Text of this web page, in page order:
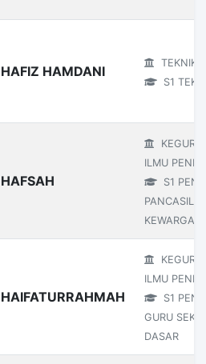
HAFIZ HAMDANI
TEKNIK
S1
HAFSAH
ILMU
S1
PANCASILA
HAIFATURRAHMAH
ILMU
S1
GURU
DASAR